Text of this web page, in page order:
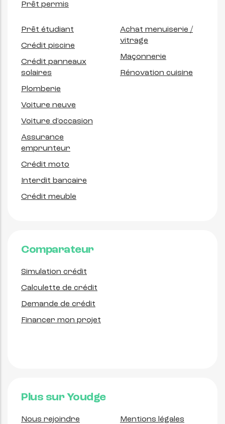
Prêt permis
Prêt étudiant
Crédit piscine
Crédit panneaux
solaires
Achat menuiserie /
vitrage
Maçonnerie
Rénovation cuisine
Plomberie
Voiture neuve
Voiture d'occasion
Assurance
emprunteur
Crédit moto
Interdit bancaire
Crédit meuble
Comparateur
Simulation crédit
Calculette de crédit
Demande de crédit
Financer mon projet
Plus sur Youdge
Nous rejoindre
Mentions légales